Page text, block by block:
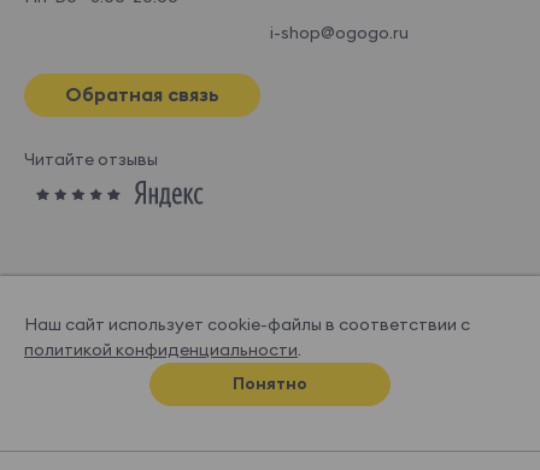
i-shop@ogogo.ru
Обратная связь
Читайте отзывы
© OGOGOHOME, 2026
Спроектировано и нарисовано вСупрематике
Наш сайт использует cookie-файлы в соответствии с
политикой конфиденциальности.
Понятно